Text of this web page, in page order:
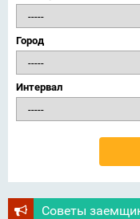
Город
Интервал
Советы